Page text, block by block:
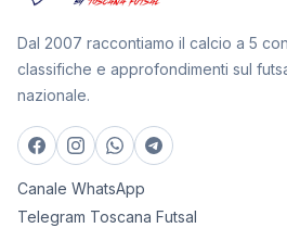
Dal 2007 raccontiamo il calcio a 5
classifiche e approfondimenti sul
nazionale.
Canale WhatsApp
Telegram Toscana Futsal